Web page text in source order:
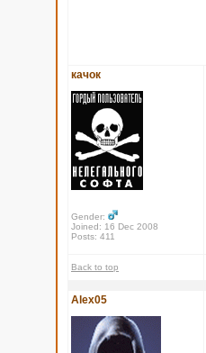
качок
Gender:
Joined: 16 Dec 2008
Posts: 411
Back to top
Alex05